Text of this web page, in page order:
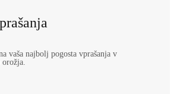
vaša najbolj pogosta vprašanja v
orožja.